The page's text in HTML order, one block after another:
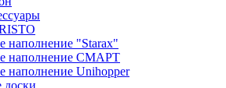
наполнение "Starax"
наполнение СМАРТ
наполнение Unihopper
доски